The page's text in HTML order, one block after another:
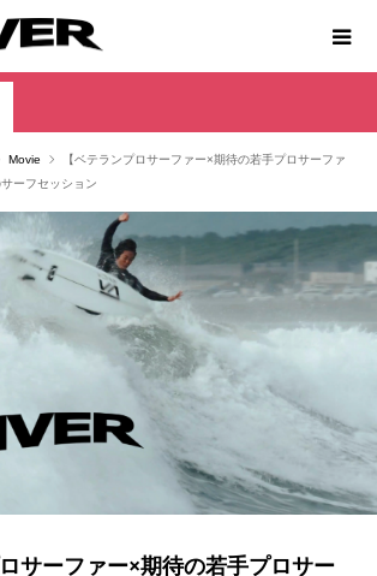
Movie
【ベテランプロサーファー×期待の若手プロサーファ
ーフセッション
ロサーファー×期待の若手プロサー